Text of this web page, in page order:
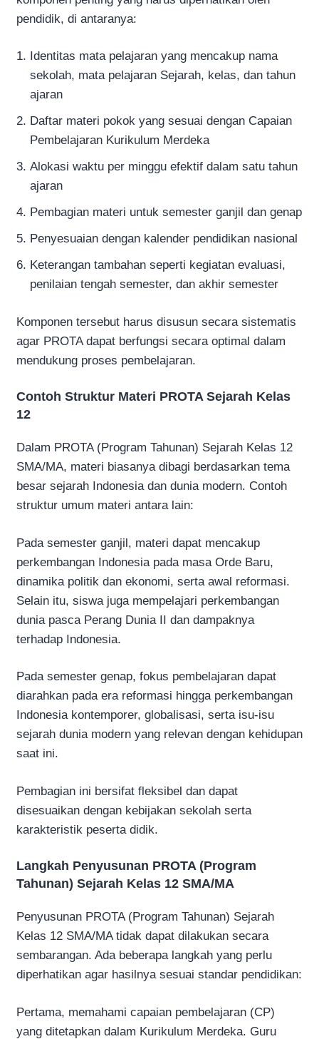
pendidik, di antaranya:
Identitas mata pelajaran yang mencakup nama
sekolah, mata pelajaran Sejarah, kelas, dan tahun
ajaran
Daftar materi pokok yang sesuai dengan Capaian
Pembelajaran Kurikulum Merdeka
Alokasi waktu per minggu efektif dalam satu tahun
ajaran
Pembagian materi untuk semester ganjil dan genap
Penyesuaian dengan kalender pendidikan nasional
Keterangan tambahan seperti kegiatan evaluasi,
penilaian tengah semester, dan akhir semester
Komponen tersebut harus disusun secara sistematis
agar PROTA dapat berfungsi secara optimal dalam
mendukung proses pembelajaran.
Contoh Struktur Materi PROTA Sejarah Kelas
12
Dalam PROTA (Program Tahunan) Sejarah Kelas 12
SMA/MA, materi biasanya dibagi berdasarkan tema
besar sejarah Indonesia dan dunia modern. Contoh
struktur umum materi antara lain:
Pada semester ganjil, materi dapat mencakup
perkembangan Indonesia pada masa Orde Baru,
dinamika politik dan ekonomi, serta awal reformasi.
Selain itu, siswa juga mempelajari perkembangan
dunia pasca Perang Dunia II dan dampaknya
terhadap Indonesia.
Pada semester genap, fokus pembelajaran dapat
diarahkan pada era reformasi hingga perkembangan
Indonesia kontemporer, globalisasi, serta isu-isu
sejarah dunia modern yang relevan dengan kehidupan
saat ini.
Pembagian ini bersifat fleksibel dan dapat
disesuaikan dengan kebijakan sekolah serta
karakteristik peserta didik.
Langkah Penyusunan PROTA (Program
Tahunan) Sejarah Kelas 12 SMA/MA
Penyusunan PROTA (Program Tahunan) Sejarah
Kelas 12 SMA/MA tidak dapat dilakukan secara
sembarangan. Ada beberapa langkah yang perlu
diperhatikan agar hasilnya sesuai standar pendidikan:
Pertama, memahami capaian pembelajaran (CP)
yang ditetapkan dalam Kurikulum Merdeka. Guru